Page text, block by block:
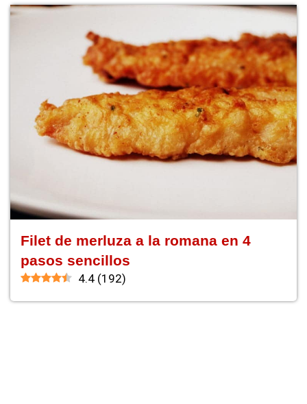
Filet de merluza a la romana en 4
pasos sencillos
4.4 (192)